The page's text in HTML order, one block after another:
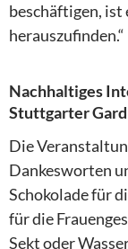
beschäftigen, ist
herauszufinden.“
Nachhaltiges
Stuttgarter
Die
Dankesworten
Schokolade für
für die
Sekt oder